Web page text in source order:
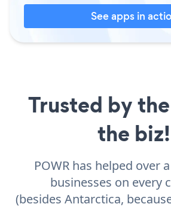
See apps in
Trusted by
the biz!
POWR has helped over
businesses on every
(besides Antarctica,